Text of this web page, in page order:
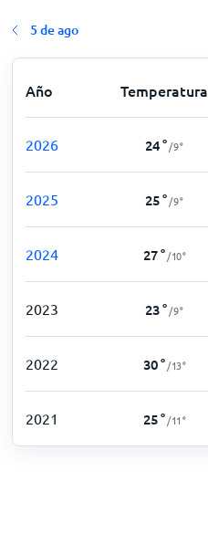
5 de ago
Año Temperatura
2026 24° /9°
2025 25° /9°
2024 27° /10°
2023 23° /9°
2022 30° /13°
2021 25° /11°